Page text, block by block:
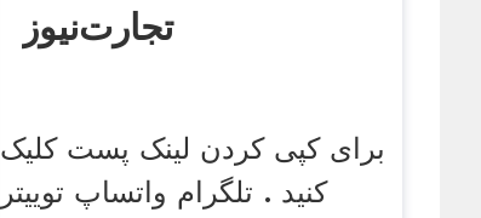
تجارت‌نیوز
برای کپی کردن لینک پست کلیک
کنید . تلگرام واتساپ توییتر